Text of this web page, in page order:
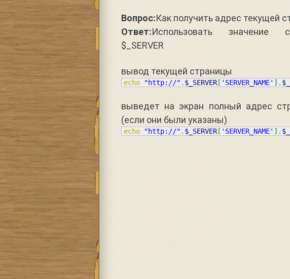
Вопрос:Как получить адрес текущей
Ответ:Использовать значение
$_SERVER
вывод текущей страницы
echo "http://" . $_SERVER[ 'SERVER_NAME' ] .
выведет на экран полный адрес
(если они были указаны)
echo "http://" . $_SERVER[ 'SERVER_NAME' ] .